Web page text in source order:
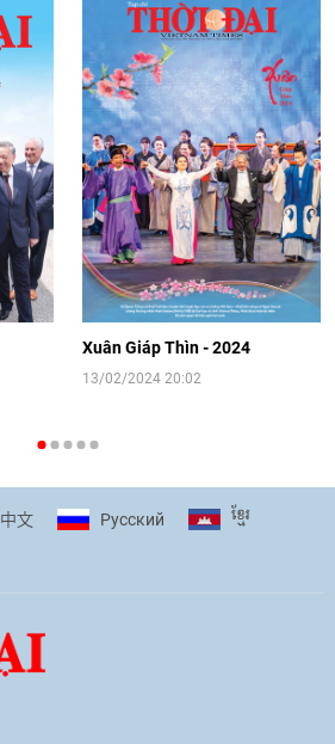
trọng tình cảm của nước Nga
Video: Cơ hội giao lưu quốc tế cho học
sinh Việt Nam tại trại hè Artek
[Video] Đối ngoại nhân dân Thủ đô
hướng tới kết nối hiệu quả nguồn lực
người Việt Nam ở nước ngoài
phó với biến đổi khí hậu
[Video] Lào dành ưu tiên hàng đầu cho
quan hệ với Việt Nam
Xuân Giáp Thìn - 2024
13/02/2024 20:02
中文 Pусский ខ្មែរ